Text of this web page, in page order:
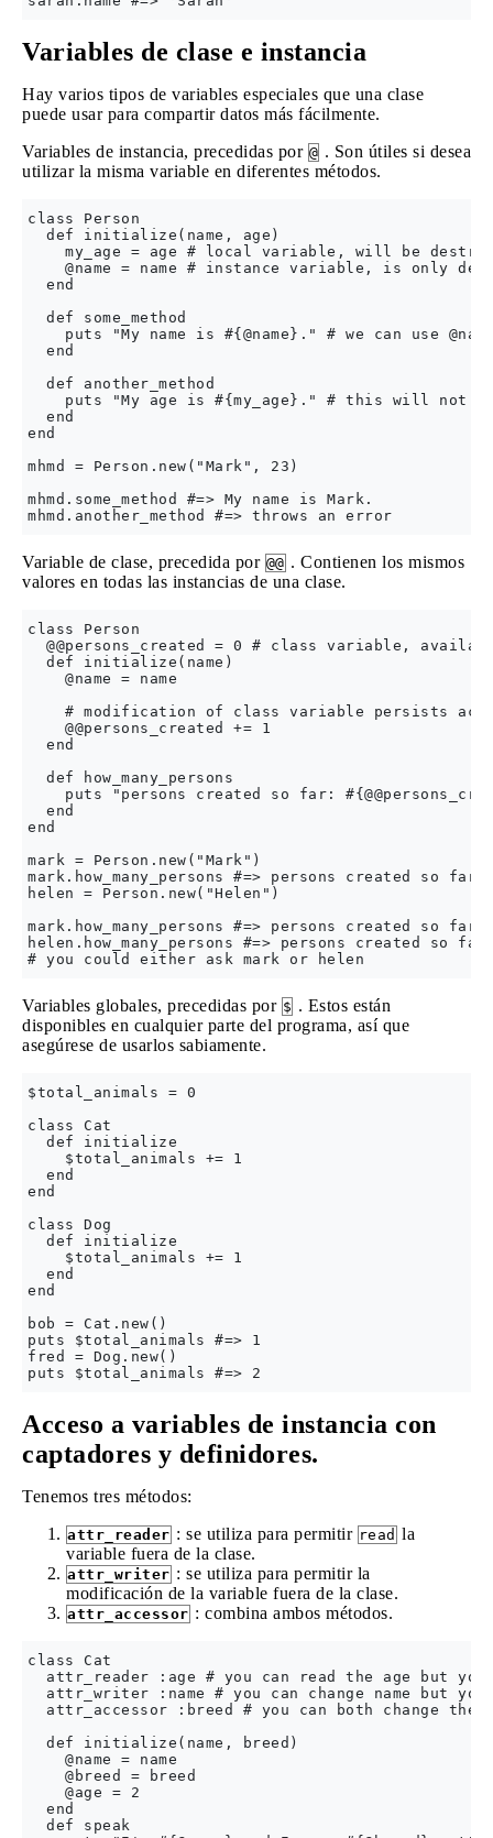
Variables de clase e instancia
Hay varios tipos de variables especiales que una clase
puede usar para compartir datos más fácilmente.
Variables de instancia, precedidas por @ . Son útiles si desea
utilizar la misma variable en diferentes métodos.
class Person
  def initialize(name, age)
my_age = age # local variable, will be
@name = name # instance variable, is only
  end
  def some_method
puts "My name is #{@name}." # we can use
  end
  def another_method
puts "My age is #{my_age}." # this will not
  end
end
mhmd = Person.new("Mark", 23)
mhmd.some_method #=> My name is Mark.
Variable de clase, precedida por @@ . Contienen los mismos
valores en todas las instancias de una clase.
class Person
@@persons_created = 0 # class variable,
  def initialize(name)
    @name = name
# modification of class variable persists
    @@persons_created += 1
  end
  def how_many_persons
puts "persons created so far:
  end
end
mark = Person.new("Mark")
mark.how_many_persons #=> persons created so far:
helen = Person.new("Helen")
mark.how_many_persons #=> persons created so far:
helen.how_many_persons #=> persons created so
Variables globales, precedidas por $ . Estos están
disponibles en cualquier parte del programa, así que
asegúrese de usarlos sabiamente.
$total_animals = 0
class Cat
  def initialize
    $total_animals += 1
  end
end
class Dog
  def initialize
    $total_animals += 1
  end
end
bob = Cat.new()
puts $total_animals #=> 1
fred = Dog.new()
Acceso a variables de instancia con
captadores y definidores.
Tenemos tres métodos:
attr_reader : se utiliza para permitir read la
variable fuera de la clase.
attr_writer : se utiliza para permitir la
modificación de la variable fuera de la clase.
attr_accessor : combina ambos métodos.
class Cat
attr_reader :age # you can read the age but you
attr_writer :name # you can change name but
attr_accessor :breed # you can both change the
  def initialize(name, breed)
    @name = name
    @breed = breed
    @age = 2
  end
  def speak